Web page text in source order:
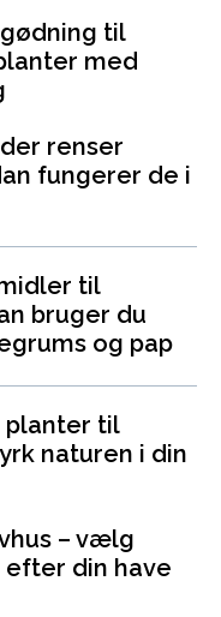
til
med
renser
fungerer de i
til
bruger du
og pap
planter til
naturen i din
– vælg
din have